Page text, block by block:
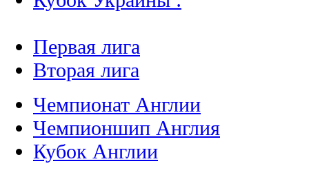
Первая лига
Вторая лига
Чемпионат Англии
Чемпионшип Англия
Кубок Англии